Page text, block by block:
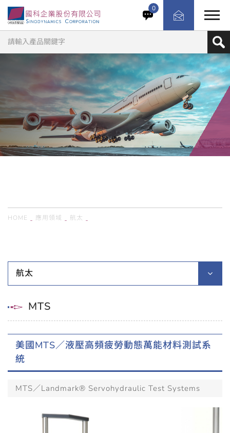
美國 MTS Landmark 系列液壓高頻疲勞動態萬能材料測試
機，專為需要大力量區間的動態與靜態測試而設計，能滿足
嚴苛條件下的精密試驗需求。其高剛性結構與智慧型驅動設
計，提供研究人員高效率、高保真度的測試解決方案。 全系
統搭載原廠控制器與編輯軟體，整合液壓致動器、感測器與
安全設計，確保試驗過程穩定、安全、靜音，適合材料開
發、疲勞壽命評估、元件循環試驗等多元應用。
0
HOME 應用領域 航太
航太
MTS
美國MTS／液壓高頻疲勞動態萬能材料測試系
統
MTS／Landmark® Servohydraulic Test Systems